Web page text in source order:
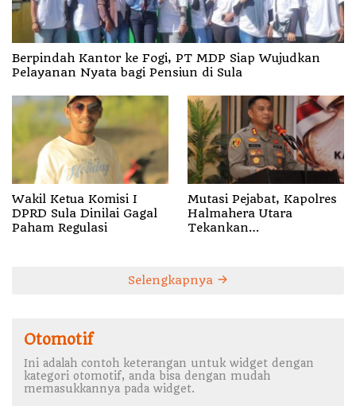
Berpindah Kantor ke Fogi, PT MDP Siap Wujudkan
Pelayanan Nyata bagi Pensiun di Sula
Wakil Ketua Komisi I
DPRD Sula Dinilai Gagal
Paham Regulasi
Mutasi Pejabat, Kapolres
Halmahera Utara
Tekankan
Selengkapnya
Otomotif
Ini adalah contoh keterangan untuk widget dengan
kategori otomotif, anda bisa dengan mudah
memasukkannya pada widget.